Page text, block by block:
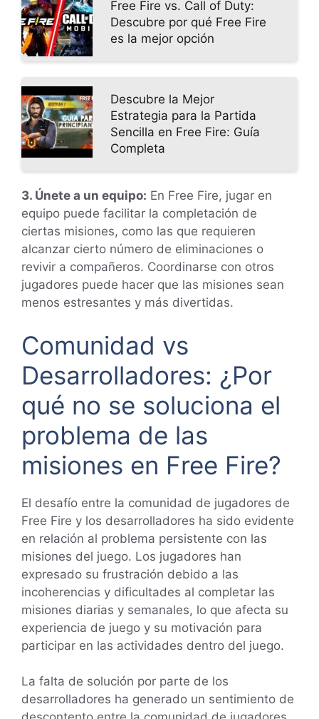
Free Fire vs. Call of Duty:
Descubre por qué Free Fire
es la mejor opción
Descubre la Mejor
Estrategia para la Partida
Sencilla en Free Fire: Guía
Completa
3. Únete a un equipo: En Free Fire, jugar en
equipo puede facilitar la completación de
ciertas misiones, como las que requieren
alcanzar cierto número de eliminaciones o
revivir a compañeros. Coordinarse con otros
jugadores puede hacer que las misiones sean
menos estresantes y más divertidas.
Comunidad vs
Desarrolladores: ¿Por
qué no se soluciona el
problema de las
misiones en Free Fire?
El desafío entre la comunidad de jugadores de
Free Fire y los desarrolladores ha sido evidente
en relación al problema persistente con las
misiones del juego. Los jugadores han
expresado su frustración debido a las
incoherencias y dificultades al completar las
misiones diarias y semanales, lo que afecta su
experiencia de juego y su motivación para
participar en las actividades dentro del juego.
La falta de solución por parte de los
desarrolladores ha generado un sentimiento de